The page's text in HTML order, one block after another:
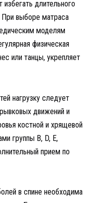
длительного
При выборе матраса
моделям
физическая
или танцы, укрепляет
нагрузку следует
движений и
костной и хрящевой
группы B, D, E,
прием по
в спине необходима